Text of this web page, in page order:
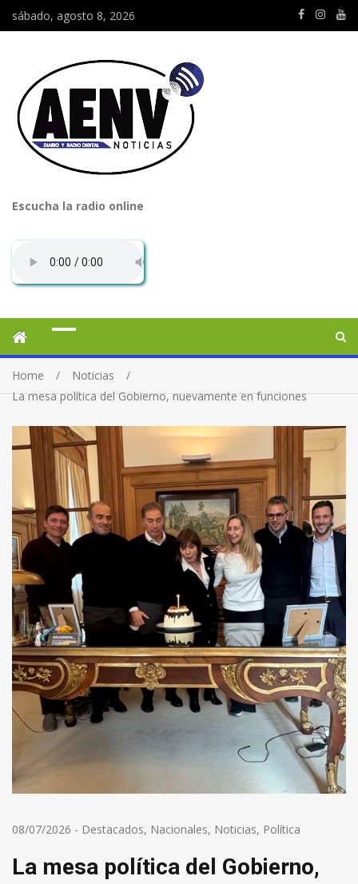
sábado, agosto 8, 2026
Escucha la radio online
Home
Noticias
La mesa política del Gobierno, nuevamente en funciones
08/07/2026 - Destacados, Nacionales, Noticias, Política
La mesa política del Gobierno,